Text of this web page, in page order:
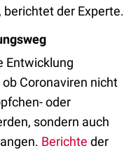
der Experte.
Entwicklung
Coronaviren nicht
oder
sondern auch
Berichte der